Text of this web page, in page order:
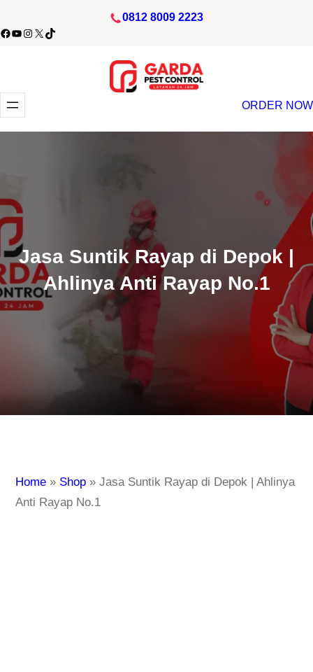
ke
0812 8009 2223
Facebook YouTube Instagram X TikTok
ORDER NOW
Jasa Suntik Rayap di Depok |
Ahlinya Anti Rayap No.1
Home » Shop »Jasa Suntik Rayap di Depok | Ahlinya
Anti Rayap No.1